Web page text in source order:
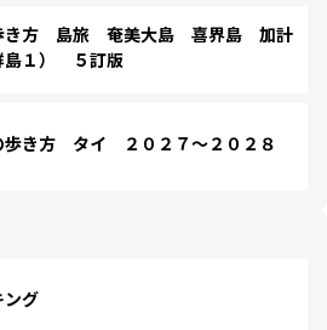
き方 島旅 奄美大島 喜界島 加計
島１） ５訂版
き方 タイ ２０２７～２０２８
ング